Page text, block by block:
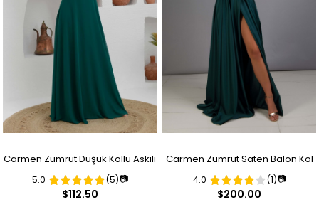
Carmen Zümrüt Düşük Kollu Askılı
Uzun Abiye Elbise
5.0 (5)📷
$112.50
Carmen Zümrüt Saten Balon Kol
Yırtmaçlı Uzun Abiye Elbise
4.0 (1)📷
$200.00